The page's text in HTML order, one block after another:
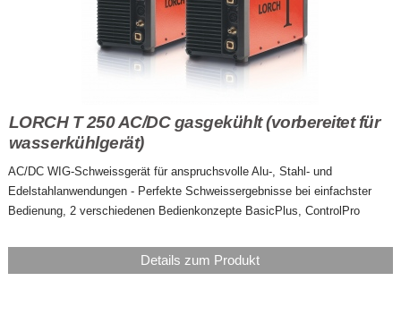
LORCH T 250 AC/DC gasgekühlt (vorbereitet für
wasserkühlgerät)
AC/DC WIG-Schweissgerät für anspruchsvolle Alu-, Stahl- und
Edelstahlanwendungen - Perfekte Schweissergebnisse bei einfachster
Bedienung, 2 verschiedenen Bedienkonzepte BasicPlus, ControlPro
Details zum Produkt